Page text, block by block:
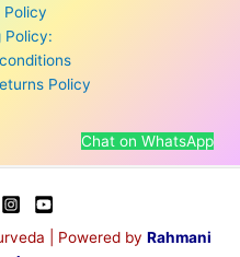
Policy
Policy:
Policy
Chat on WhatsApp
| Powered by Rahmani